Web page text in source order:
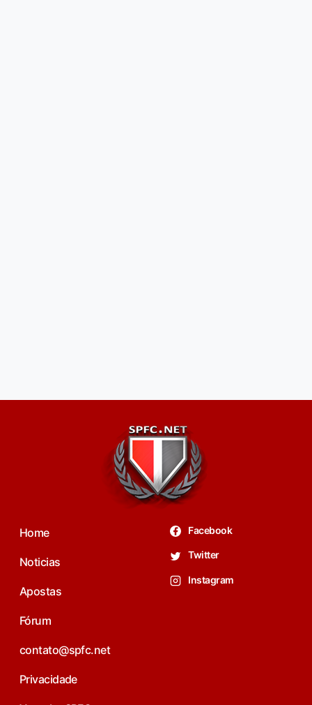
Home
Noticias
Apostas
Fórum
contato@spfc.net
Privacidade
Facebook
Twitter
Instagram